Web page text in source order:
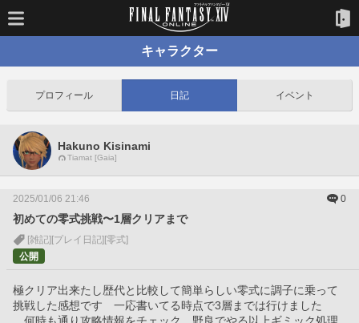
キャラクター
プロフィール 日記 イベント
Hakuno Kisinami
Tiamat [Gaia]
2025/01/06 21:46 0
初めての零式挑戦〜1層クリアまで
[雑記] [プレイ日記] [零式]
公開
極クリア出来たし歴代と比較して簡単らしい零式に調子に乗って
挑戦した感想です　一応書いてる時点で3層までは行けました